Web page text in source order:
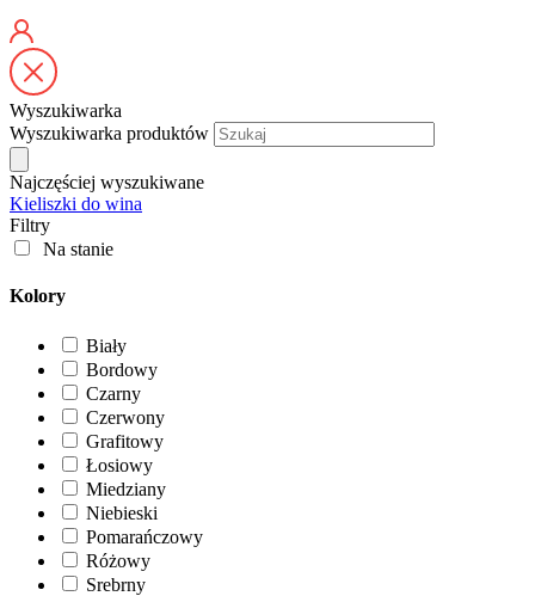
Wyszukiwarka
Wyszukiwarka produktów
Najczęściej wyszukiwane
Kieliszki do wina
Filtry
Na stanie
Kolory
Biały
Bordowy
Czarny
Czerwony
Grafitowy
Łosiowy
Miedziany
Niebieski
Pomarańczowy
Różowy
Srebrny